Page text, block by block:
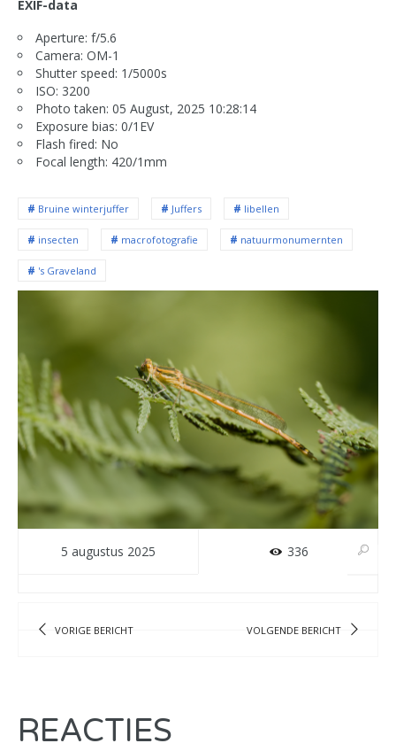
EXIF-data
Aperture: f/5.6
Camera: OM-1
Shutter speed: 1/5000s
ISO: 3200
Photo taken: 05 August, 2025 10:28:14
Exposure bias: 0/1EV
Flash fired: No
Focal length: 420/1mm
Bruine winterjuffer Juffers libellen
insecten macrofotografie natuurmonumernten
's Graveland
5 augustus 2025 336
VORIGE BERICHT VOLGENDE BERICHT
REACTIES